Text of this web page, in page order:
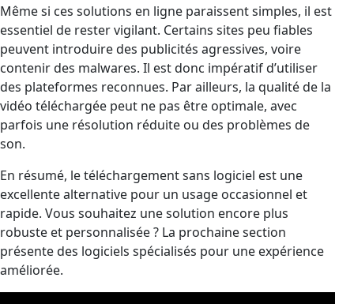
Même si ces solutions en ligne paraissent simples, il est
essentiel de rester vigilant. Certains sites peu fiables
peuvent introduire des publicités agressives, voire
contenir des malwares. Il est donc impératif d’utiliser
des plateformes reconnues. Par ailleurs, la qualité de la
vidéo téléchargée peut ne pas être optimale, avec
parfois une résolution réduite ou des problèmes de
son.
En résumé, le téléchargement sans logiciel est une
excellente alternative pour un usage occasionnel et
rapide. Vous souhaitez une solution encore plus
robuste et personnalisée ? La prochaine section
présente des logiciels spécialisés pour une expérience
améliorée.